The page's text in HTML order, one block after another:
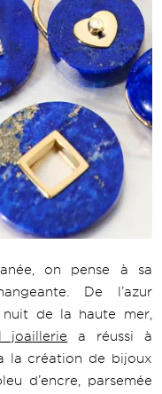
on pense à sa
De l’azur
de la haute mer,
joaillerie a réussi à
la création de bijoux
d’encre, parsemée